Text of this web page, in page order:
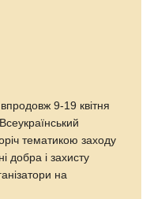
9-19 квітня
тематикою заходу
добра і захисту
на